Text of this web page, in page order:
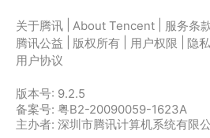
关于腾讯 About Tencent 服务条
腾讯公益
版权所有 用户权限 隐
用户协议
版本号: 9.2.5
备案号: 粤B2-20090059-1623A
主办者: 深圳市腾讯计算机系统有限